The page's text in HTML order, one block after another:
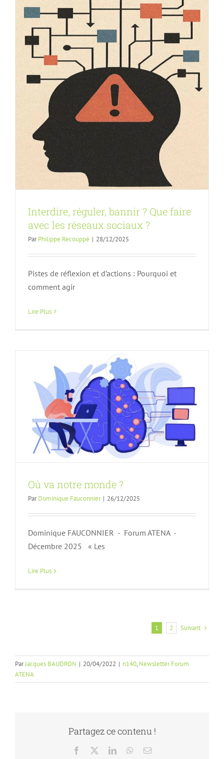
Interdire, réguler, bannir ? Que faire
avec les réseaux sociaux ?
ParPhilippe Recouppé | 28/12/2025
Pistes de réflexion et d’actions : Pourquoi et
comment agir
Lire Plus
Où va notre monde ?
ParDominique Fauconnier | 26/12/2025
Dominique FAUCONNIER - Forum ATENA -
Décembre 2025 « Les
Lire Plus
1 2 Suivant
ParJacques BAUDRON | 20/04/2022 | n140, Newsletter Forum
ATENA
Partagez ce contenu !
Facebook LinkedInWhatsApp
Email